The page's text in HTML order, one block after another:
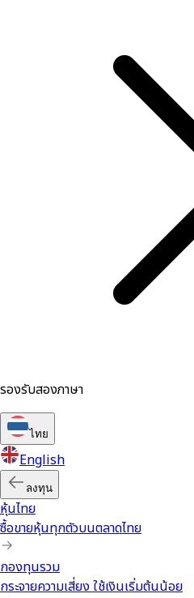
รองรับสองภาษา
ไทย
English
ลงทุน
หุ้นไทย
ซื้อขายหุ้นทุกตัวบนตลาดไทย
กองทุนรวม
กระจายความเสี่ยง ใช้เงินเริ่มต้นน้อย